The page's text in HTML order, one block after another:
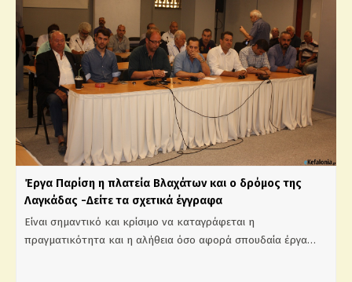
Έργα Παρίση η πλατεία Βλαχάτων και ο δρόμος της
Λαγκάδας -Δείτε τα σχετικά έγγραφα
Είναι σημαντικό και κρίσιμο να καταγράφεται η
πραγματικότητα και η αλήθεια όσο αφορά σπουδαία έργα…